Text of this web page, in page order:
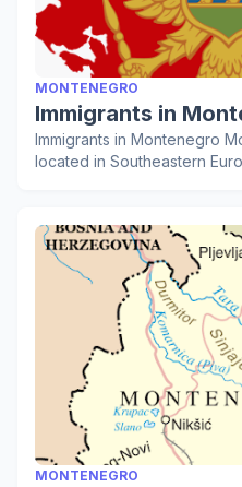
MONTENEGRO
Immigrants in
Immigrants in Montenegro
located in Southeastern
MONTENEGRO